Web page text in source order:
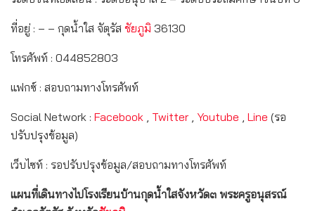
ที่อยู่ : – – กุดน้ำใส จัตุรัส ชัยภูมิ 36130
โทรศัพท์ : 044852803
แฟกซ์ : สอบถามทางโทรศัพท์
Social Network : Facebook Twitter Youtube Line (รอ
ปรับปรุงข้อมูล)
เว็บไซท์ : รอปรับปรุงข้อมูล/สอบถามทางโทรศัพท์
แผนที่เดินทางไปโรงเรียนบ้านกุดน้ำใสจังหวัด๓ พระครูอนุสรณ์